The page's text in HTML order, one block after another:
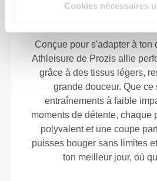
Cookies nécessaires
l'expérience
Conçue pour s'adapter à ton
Athleisure de Prozis allie
grâce à des tissus légers,
grande douceur. Que ce
entraînements à faible
moments de détente, chaque
polyvalent et une coupe
puisses bouger sans limites
ton meilleur jour, où